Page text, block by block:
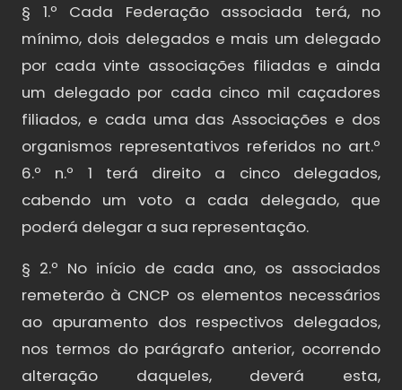
§ 1.º Cada Federação associada terá, no
mínimo, dois delegados e mais um delegado
por cada vinte associações filiadas e ainda
um delegado por cada cinco mil caçadores
filiados, e cada uma das Associações e dos
organismos representativos referidos no art.º
6.º n.º 1 terá direito a cinco delegados,
cabendo um voto a cada delegado, que
poderá delegar a sua representação.
§ 2.º No início de cada ano, os associados
remeterão à CNCP os elementos necessários
ao apuramento dos respectivos delegados,
nos termos do parágrafo anterior, ocorrendo
alteração daqueles, deverá esta,